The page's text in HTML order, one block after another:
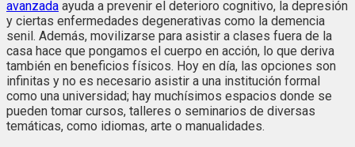
avanzada ayuda a prevenir el deterioro cognitivo, la depresión
y ciertas enfermedades degenerativas como la demencia
senil. Además, movilizarse para asistir a clases fuera de la
casa hace que pongamos el cuerpo en acción, lo que deriva
también en beneficios físicos. Hoy en día, las opciones son
infinitas y no es necesario asistir a una institución formal
como una universidad; hay muchísimos espacios donde se
pueden tomar cursos, talleres o seminarios de diversas
temáticas, como idiomas, arte o manualidades.